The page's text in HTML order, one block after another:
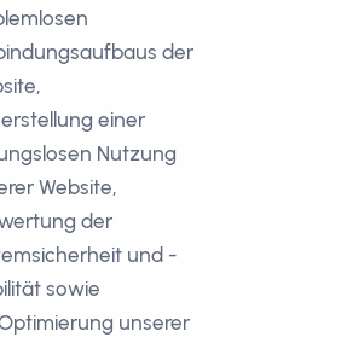
der
einer
Nutzung
Website,
der
und -
sowie
unserer